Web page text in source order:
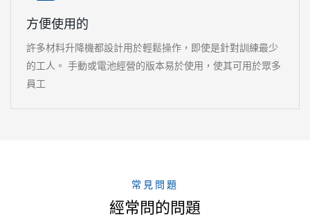
方便使用的
許多材料升降機都設計用於輕鬆操作，即使是針對訓練最少
的工人。 手動或電池經營的版本易於使用，使其可用於眾多
員工
常見問題
經常問的問題